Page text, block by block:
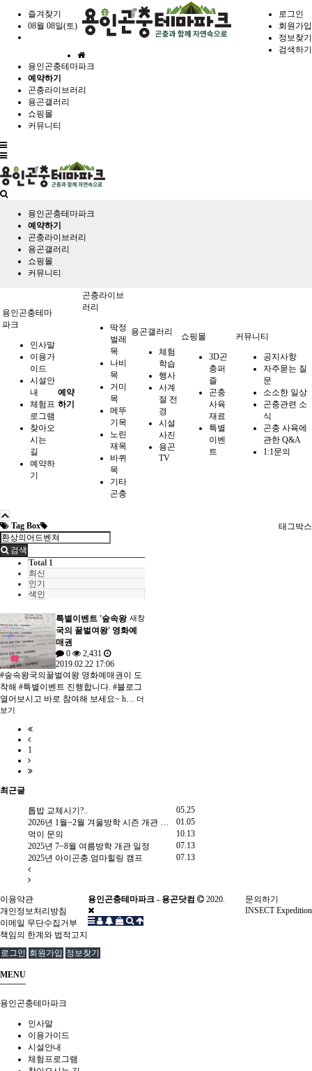
즐겨찾기
08월 08일(토)
로그인
회원가입
정보찾기
검색하기
홈
으
용인곤충테마파크
예약하기
곤충라이브러리
용곤갤러리
쇼핑몰
커뮤니티
전
체
메
뉴
용인곤충테마파크
예약하기
곤충라이브러리
용곤갤러리
쇼핑몰
커뮤니티
용인곤충테마
파크
인사말
이용가
이드
시설안
내
체험프
로그램
찾아오
시는
길
예약하
기
예약
하기
곤충라이브
러리
딱정
벌레
목
나비
목
거미
목
메뚜
기목
노린
재목
바퀴
목
기타
곤충
용곤갤러리
체험
학습
행사
사계
절 전
경
시설
사진
용곤
TV
쇼핑몰
3D곤
충퍼
즐
곤충
사육
재료
특별
이벤
트
커뮤니티
공지사항
자주묻는 질
문
소소한 일상
곤충관련 소
식
곤충 사육에
관한 Q&A
1:1문의
Tag Box 태그박스
검색
Total 1
최신
인기
색인
새창
특별이벤트 '숲속왕
국의 꿀벌여왕' 영화예
매권
0
2,431
2019.02.22 17:06
#숲속왕국의꿀벌여왕 영화예매권이 도
착해 #특별이벤트 진행합니다. #블로그
열어보시고 바로 참여해 보세요~ h… 더
보기
1
최근글
05.25
톱밥 교체시기?..
01.05
2026년 1월~2월 겨울방학 시즌 개관 안내
10.13
먹이 문의
07.13
2025년 7~8월 여름방학 개관 일정
07.13
2025년 아이곤충.엄마힐링 캠프
이용약관
개인정보처리방침
이메일 무단수집거부
책임의 한계와 법적고지
문의하기
INSECT Expedition
용인곤충테마파크 - 용곤닷컴 2020.
로그인 회원가입 정보찾기
MENU
용인곤충테마파크
인사말
이용가이드
시설안내
체험프로그램